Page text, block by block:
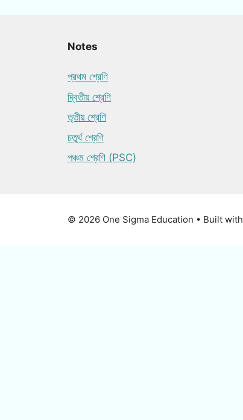
Notes
প্রথম শ্রেণি
দ্বিতীয় শ্রেণি
তৃতীয় শ্রেণি
চতুর্থ শ্রেণি
পঞ্চম শ্রেণি (PSC)
© 2026 One Sigma Education • Built with